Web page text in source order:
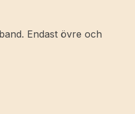
Endast övre och